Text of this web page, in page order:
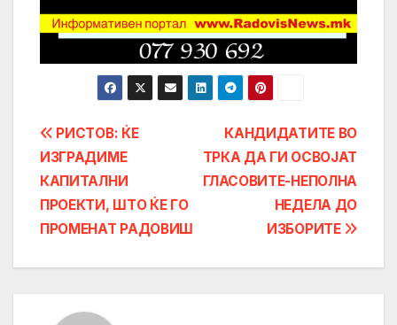
Post
navigation
КАНДИДАТИТЕ ВО
ТРКА ДА ГИ ОСВОЈАТ
ГЛАСОВИТЕ-НЕПОЛНА
НЕДЕЛА ДО
ИЗБОРИТЕ
РИСТОВ: ЌЕ
ИЗГРАДИМЕ
КАПИТАЛНИ
ПРОЕКТИ, ШТО ЌЕ ГО
ПРОМЕНАТ РАДОВИШ